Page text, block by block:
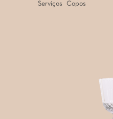
Serviços Copos